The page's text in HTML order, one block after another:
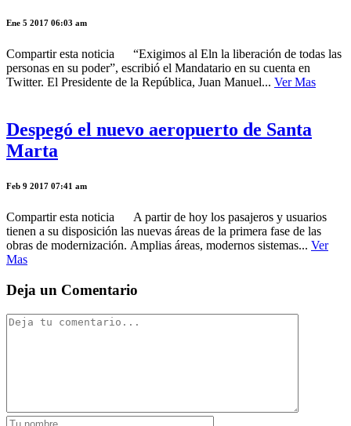
Ene 5 2017 06:03 am
Compartir esta noticia “Exigimos al Eln la liberación de todas las
personas en su poder”, escribió el Mandatario en su cuenta en
Twitter. El Presidente de la República, Juan Manuel... Ver Mas
Despegó el nuevo aeropuerto de Santa
Marta
Feb 9 2017 07:41 am
Compartir esta noticia A partir de hoy los pasajeros y usuarios
tienen a su disposición las nuevas áreas de la primera fase de las
obras de modernización. Amplias áreas, modernos sistemas... Ver
Mas
Deja un Comentario